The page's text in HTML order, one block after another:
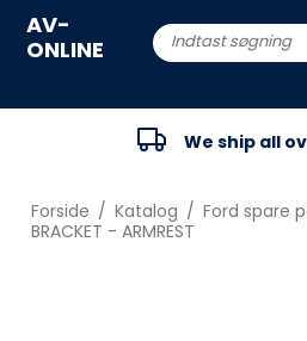
AV-
ONLINE
We ship all
Forside / Katalog / Ford spare
BRACKET - ARMREST